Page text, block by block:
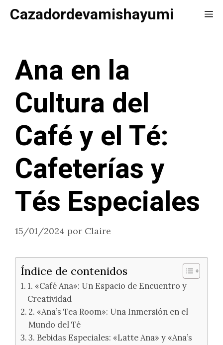
SaltarCazadordevamishayumi
Ana en la
Cultura del
Café y el Té:
Cafeterías y
Tés Especiales
15/01/2024 por Claire
Índice de contenidos
1. «Café Ana»: Un Espacio de Encuentro y
Creatividad
2. «Ana’s Tea Room»: Una Inmersión en el
Mundo del Té
3. Bebidas Especiales: «Latte Ana» y «Ana’s